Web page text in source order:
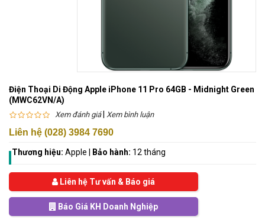
Điện Thoại Di Động Apple iPhone 11 Pro 64GB - Midnight Green
(MWC62VN/A)
Xem đánh giá| Xem bình luận
Liên hệ (028) 3984 7690
Thương hiệu: Apple Bảo hành: 12 tháng
Liên hệ Tư vấn & Báo giá
Báo Giá KH Doanh Nghiệp